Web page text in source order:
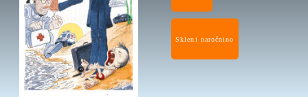
Skleni naročnino